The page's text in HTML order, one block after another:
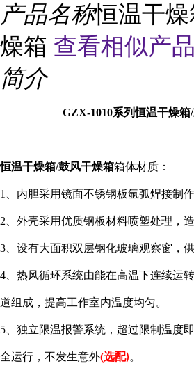
产品名称恒温干
燥箱 查看相似产
简介
GZX-1010系列恒温干燥箱
恒温干燥箱/鼓风干燥箱箱体材质 ：
1 、内胆采用镜面不锈钢板氩弧焊接制
2 、外壳采用优质钢板材料喷塑处理，
3 、设有大面积双层钢化玻璃观察窗，
4 、热风循环系统由能在高温下连续运
道组成 ， 提高工作室内温度均匀。
5 、独立限温报警系统，超过限制温度
全运行，不发生意外(选配)。